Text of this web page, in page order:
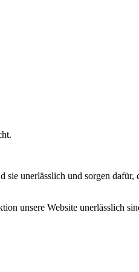
unerlässlich und sorgen dafür,
unsere Website unerlässlich